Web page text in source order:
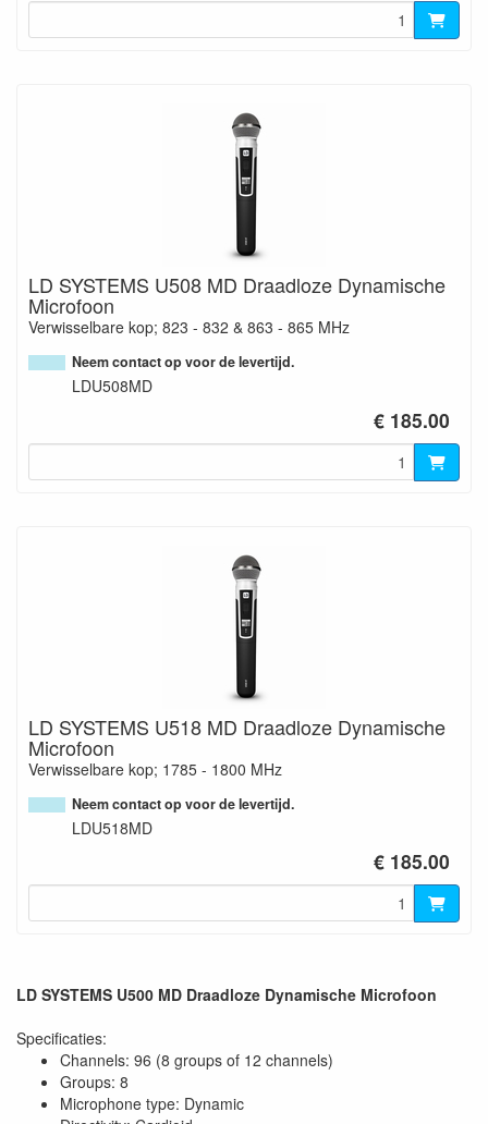
LD SYSTEMS U508 MD Draadloze Dynamische
Microfoon
Verwisselbare kop; 823 - 832 & 863 - 865 MHz
Neem contact op voor de levertijd.
LDU508MD
€ 185.00
LD SYSTEMS U518 MD Draadloze Dynamische
Microfoon
Verwisselbare kop; 1785 - 1800 MHz
Neem contact op voor de levertijd.
LDU518MD
€ 185.00
LD SYSTEMS U500 MD Draadloze Dynamische Microfoon
Specificaties:
Channels: 96 (8 groups of 12 channels)
Groups: 8
Microphone type: Dynamic